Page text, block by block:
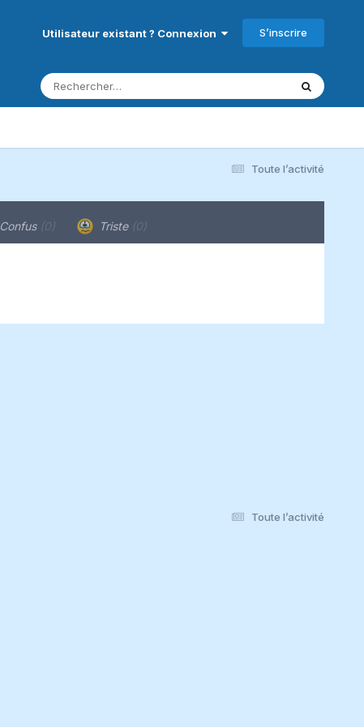
Utilisateur existant ? Connexion S’inscrire
Toute l’activité
Confus (0) Triste (0)
Toute l’activité